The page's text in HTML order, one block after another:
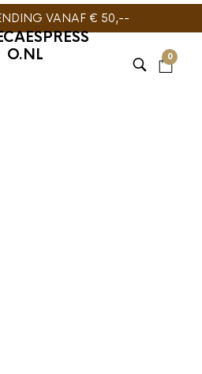
VANAF € 50,--
O.NL
0